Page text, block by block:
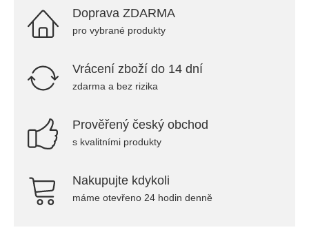
Doprava ZDARMA
pro vybrané produkty
Vrácení zboží do 14 dní
zdarma a bez rizika
Prověřený český obchod
s kvalitními produkty
Nakupujte kdykoli
máme otevřeno 24 hodin denně